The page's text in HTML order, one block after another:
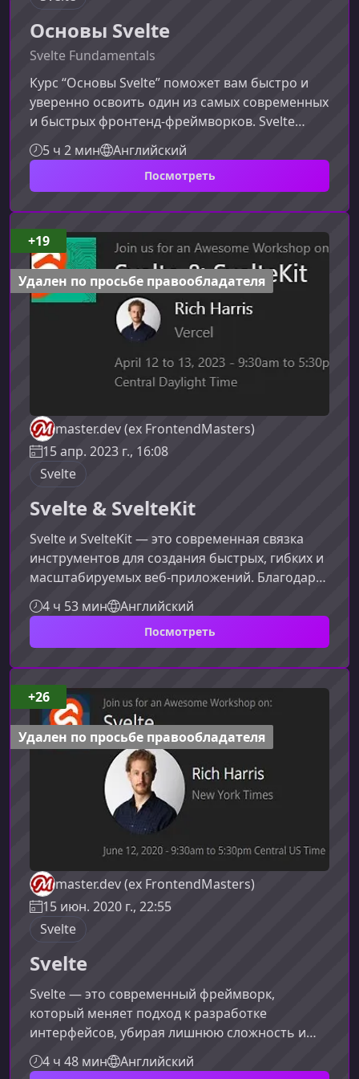
Основы Svelte
Svelte Fundamentals
Курс “Основы Svelte” поможет вам быстро и
уверенно освоить один из самых современных
и быстрых фронтенд‑фреймворков. Svelte
отличается реактивностью “из коробки”,
простотой синтаксиса и высокой
производительностью — а значит, отлично
разработчикам.Что вы изучите в
курсеМатериал охватывает ключевые
концепции Svelte, необходимые для создания
динамичных интерфейсов и масштабируемых
приложений.Базовые возможн
5 ч 2 мин Английский
Посмотреть
master.dev (ex FrontendMasters)
15 апр. 2023 г., 16:08
Svelte
Svelte & SvelteKit
Svelte и SvelteKit — это современная связка
инструментов для создания быстрых, гибких и
масштабируемых веб‑приложений. Благодаря
компиляторному подходу Svelte позволяет
писать минималистичные компоненты,
которые работают максимально эффективно в
инфраструктурой для построения
полноценных приложений. Этот курс,
созданный автором Svelte, поможет вам
уверенно освоить технологии и применять их
в проектах любо
4 ч 53 мин Английский
Посмотреть
+19
Удален по просьбе правообладателя
master.dev (ex FrontendMasters)
15 июн. 2020 г., 22:55
Svelte
Svelte
Svelte — это современный фреймворк,
который меняет подход к разработке
интерфейсов, убирая лишнюю сложность и
предлагая максимально производительный
результат. Этот курс поможет вам быстро и
4 ч 48 мин Английский
+26
Удален по просьбе правообладателя